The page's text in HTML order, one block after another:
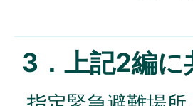
3．上記2編に